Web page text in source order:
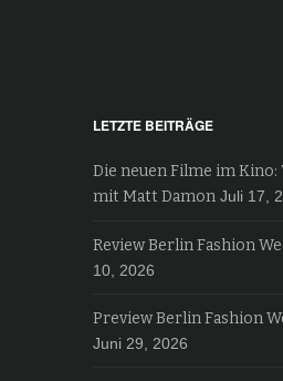
LETZTE BEITRÄGE
Die neuen Filme im Kino:
mit Matt Damon Juli 17,
Review Berlin Fashion
10, 2026
Preview Berlin Fashion
Juni 29, 2026